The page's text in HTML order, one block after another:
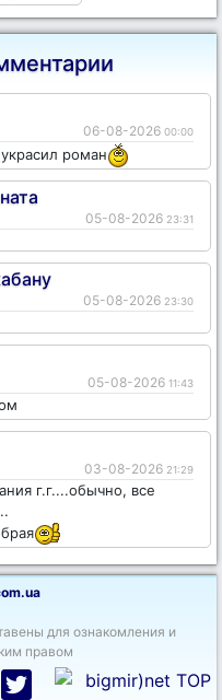
06-08-2026 00:00
роман
05-08-2026 23:31
05-08-2026 23:30
05-08-2026 11:43
03-08-2026 21:29
г.г....обычно, все
для ознакомления и
правом